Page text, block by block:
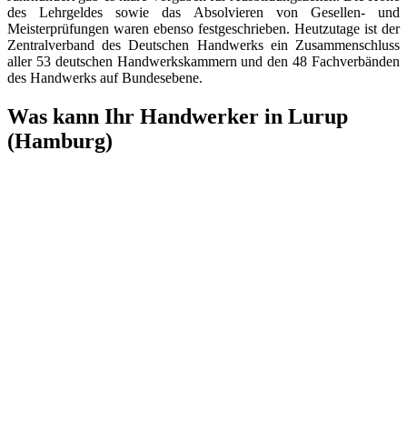
des Lehrgeldes sowie das Absolvieren von Gesellen- und
Meisterprüfungen waren ebenso festgeschrieben. Heutzutage ist der
Zentralverband des Deutschen Handwerks ein Zusammenschluss
aller 53 deutschen Handwerkskammern und den 48 Fachverbänden
des Handwerks auf Bundesebene.
Was kann Ihr Handwerker in Lurup
(Hamburg)